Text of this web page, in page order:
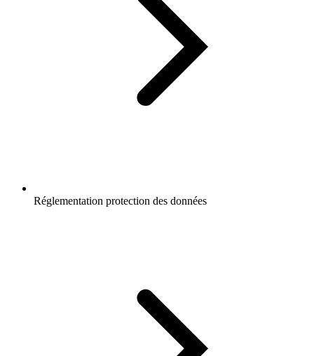
Réglementation protection des données